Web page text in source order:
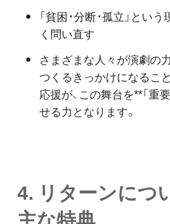
「貧困・分断・孤立」とい
く問い直す
さまざまな人々が演劇の
つくるきっかけになるこ
応援が、この舞台を**「重
せる力となります。
4. リターンにつ